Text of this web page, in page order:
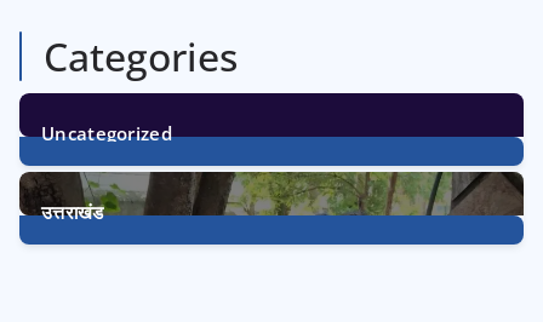
Categories
Uncategorized
1Post
उत्तराखंड